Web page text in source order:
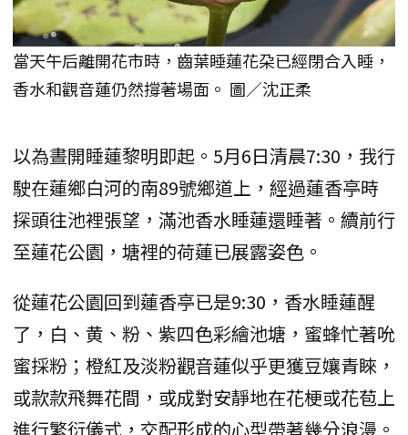
當天午后離開花市時，齒葉睡蓮花朶已經閉合入睡，
香水和觀音蓮仍然撐著場面。 圖／沈正柔
以為晝開睡蓮黎明即起。5月6日清晨7:30，我行
駛在蓮鄉白河的南89號鄉道上，經過蓮香亭時
探頭往池裡張望，滿池香水睡蓮還睡著。續前行
至蓮花公園，塘裡的荷蓮已展露姿色。
從蓮花公園回到蓮香亭已是9:30，香水睡蓮醒
了，白、黄、粉、紫四色彩繪池塘，蜜蜂忙著吮
蜜採粉；橙紅及淡粉觀音蓮似乎更獲豆孃青睞，
或款款飛舞花間，或成對安靜地在花梗或花苞上
進行繁衍儀式，交配形成的心型帶著幾分浪漫。